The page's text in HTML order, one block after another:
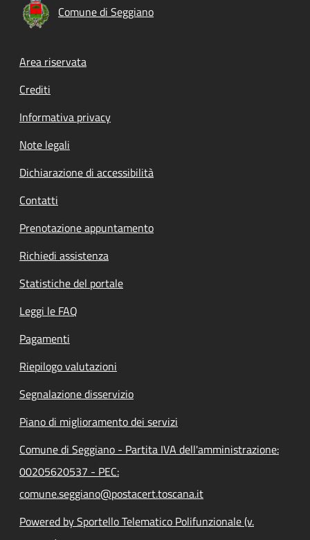
Comune di Seggiano
Footer menu
Area riservata
Crediti
Informativa privacy
Note legali
Dichiarazione di accessibilità
Contatti
Prenotazione appuntamento
Richiedi assistenza
Statistiche del portale
Leggi le FAQ
Pagamenti
Riepilogo valutazioni
Segnalazione disservizio
Piano di miglioramento dei servizi
Comune di Seggiano - Partita IVA dell'amministrazione:
00205620537 - PEC:
comune.seggiano@postacert.toscana.it
Powered by Sportello Telematico Polifunzionale (v.